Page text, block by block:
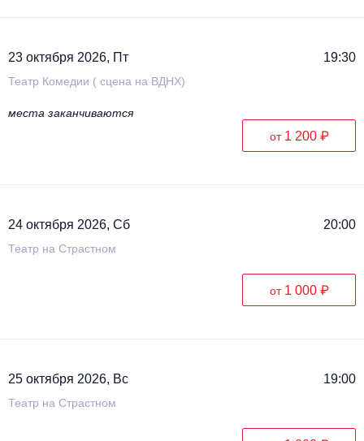
23 октября 2026, Пт 19:30
Театр Комедии ( сцена на ВДНХ)
места заканчиваются
от 1 200 ₽
24 октября 2026, Сб 20:00
Театр на Страстном
от 1 000 ₽
25 октября 2026, Вс 19:00
Театр на Страстном